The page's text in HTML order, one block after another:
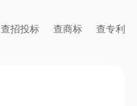
查招投标 查商标 查专利